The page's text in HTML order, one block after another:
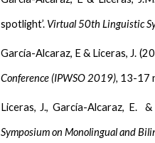
spotlight’. Virtual 50th Linguistic
García-Alcaraz, E& Liceras, J.
Conference (IPWSO 2019), 13-17
Liceras, J., García-Alcaraz, E. &
Symposium on Monolingual and